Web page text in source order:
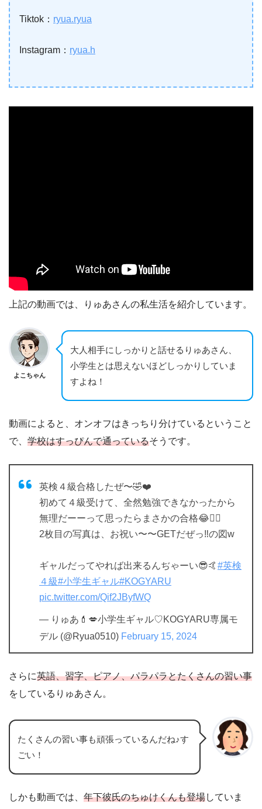
Tiktok： ryua.ryua
Instagram： ryua.h
上記の動画では、りゅあさんの私生活を紹介しています。
よこちゃん
大人相手にしっかりと話せるりゅあさん、
小学生とは思えないほどしっかりしていま
すよね！
動画によると、オンオフはきっちり分けているということ
で、 学校はすっぴんで通っているそうです。
英検４級合格したぜ〜🤣❤️
初めて４級受けて、全然勉強できなかったから
無理だーーって思ったらまさかの合格😂✌🏻
2枚目の写真は、お祝い〜〜GETだぜっ‼️の図w
ギャルだってやれば出来るんぢゃーい😎🤙 #英検
４級#小学生ギャル#KOGYARU
pic.twitter.com/Qif2JByfWQ
— りゅあ💄💋小学生ギャル♡KOGYARU専属モ
デル (@Ryua0510) February 15, 2024
さらに英語、習字、ピアノ、パラパラとたくさんの習い事
をしているりゅあさん。
たくさんの習い事も頑張っているんだね♪す
ごい！
しかも動画では、 年下彼氏のちゅけくんも登場していま